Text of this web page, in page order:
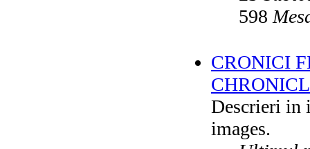
598
CRONICI
Descrieri in
images.